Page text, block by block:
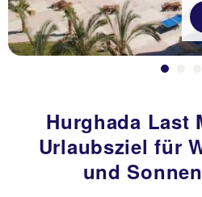
Hurghada Last
Urlaubsziel für
und